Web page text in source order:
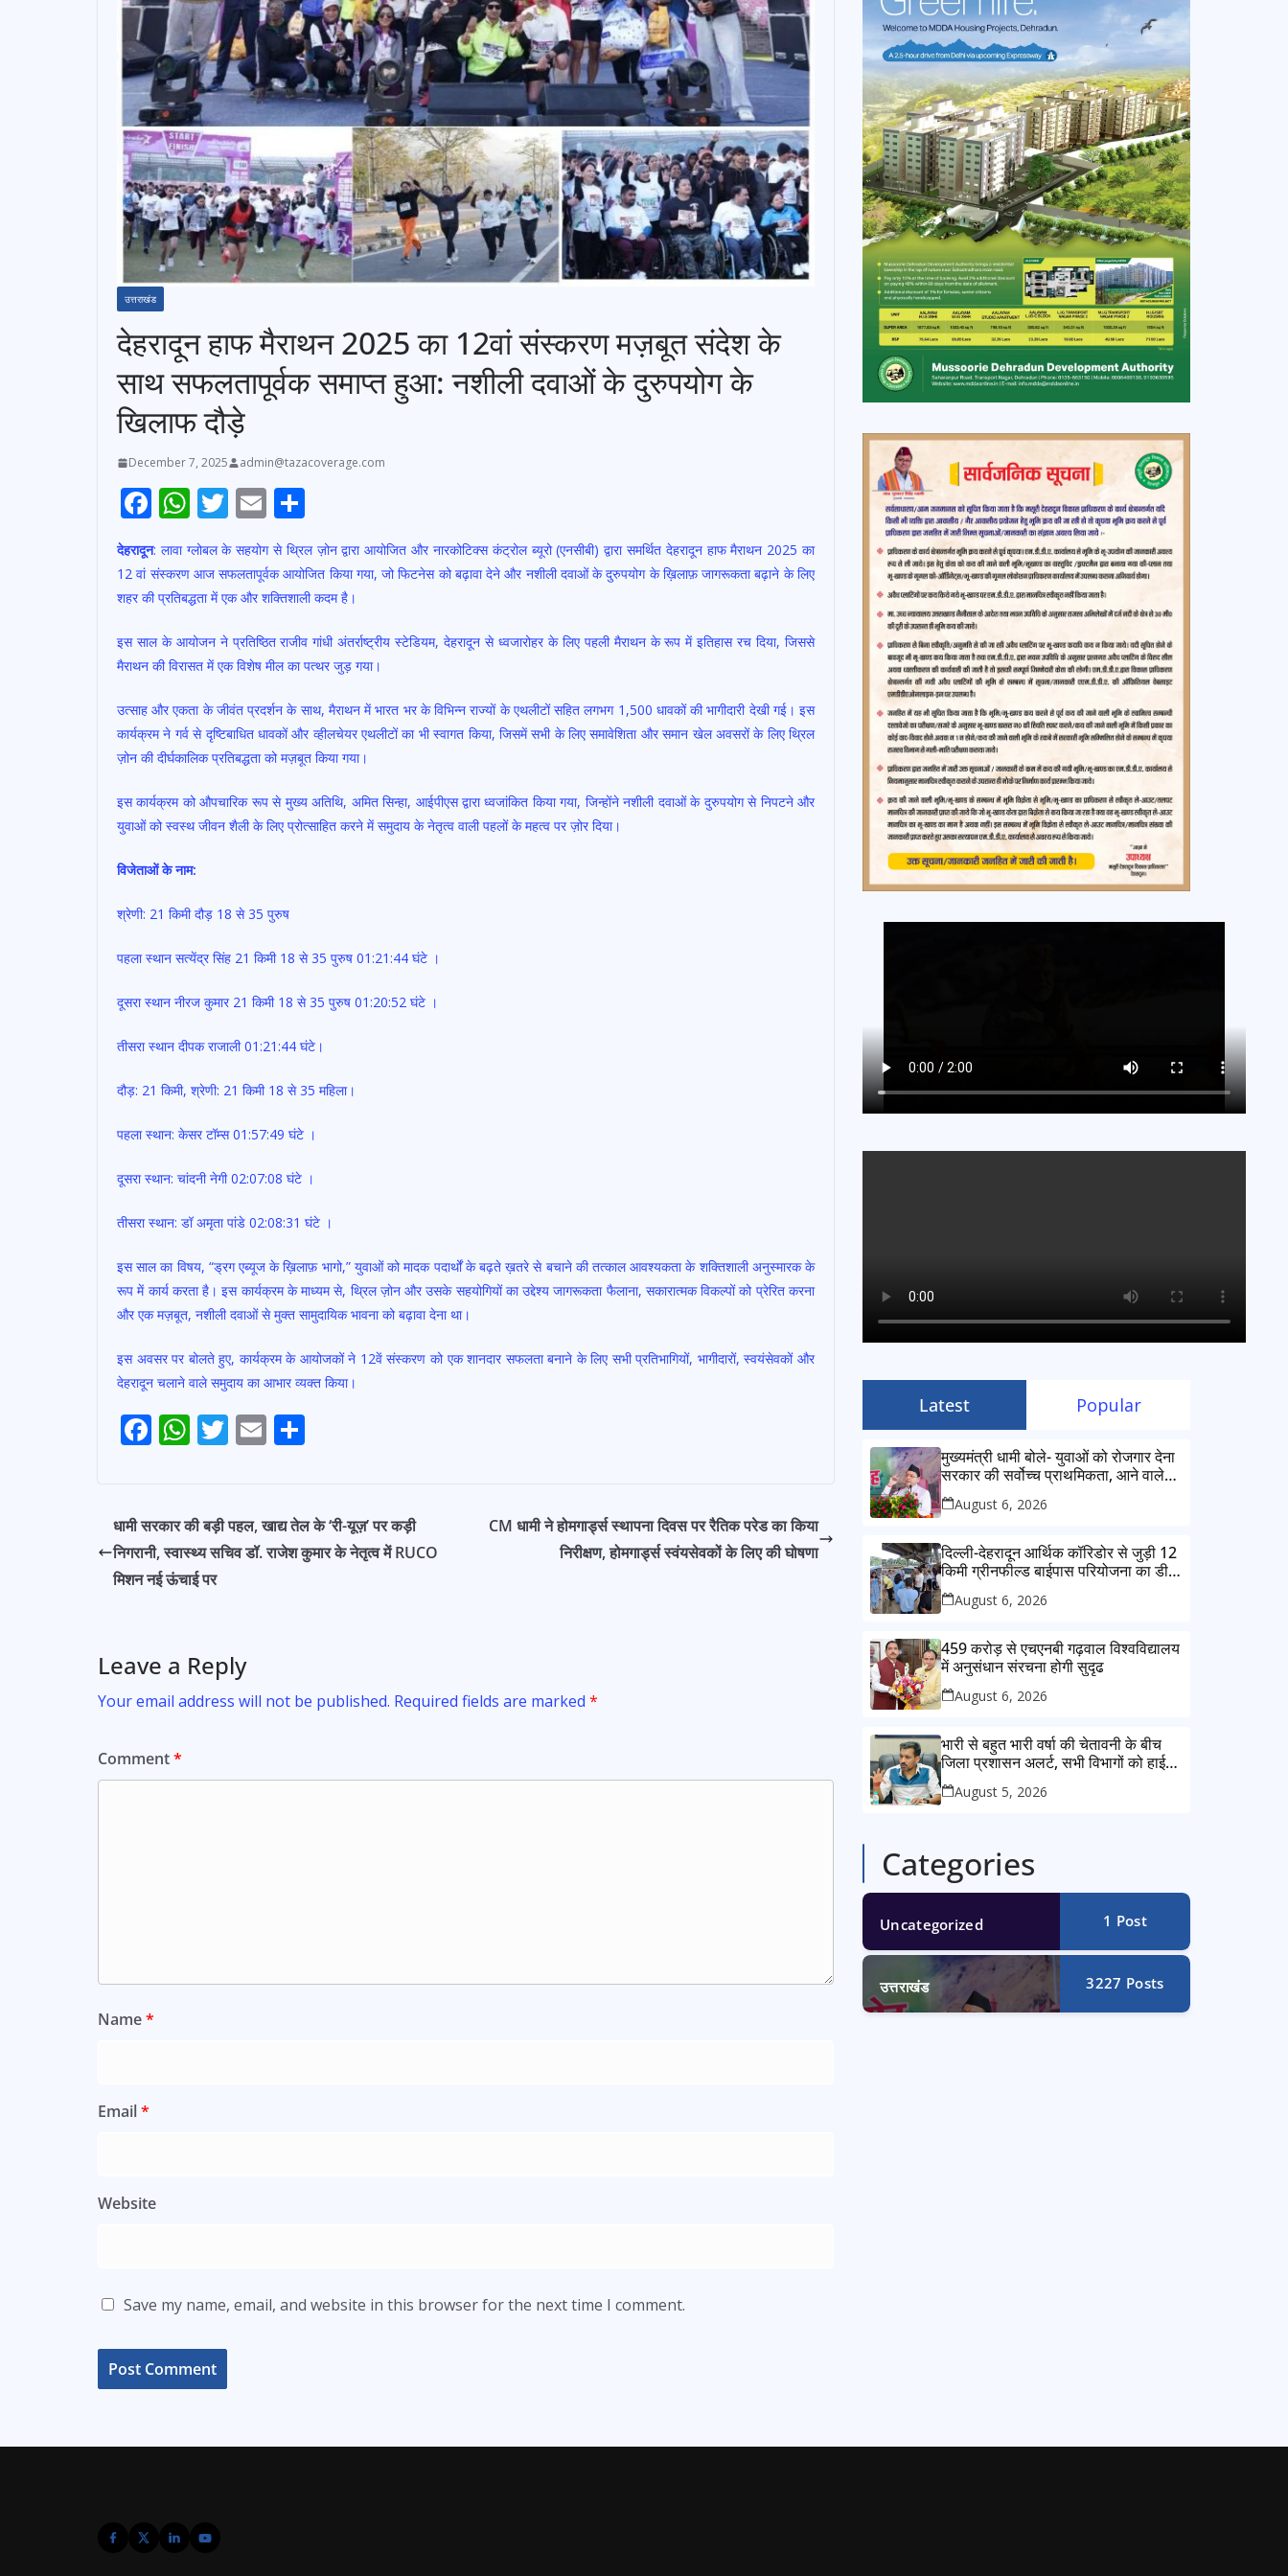
उत्तराखंड
देहरादून हाफ मैराथन 2025 का 12वां संस्करण मज़बूत संदेश के
साथ सफलतापूर्वक समाप्त हुआ: नशीली दवाओं के दुरुपयोग के
खिलाफ दौड़े
December 7, 2025 admin@tazacoverage.com
F
e
b
o
o
W
h
at
s
A
p
T
itt
er
E
m
ai
l
ar
e
देहरादून: लावा ग्लोबल के सहयोग से थ्रिल ज़ोन द्वारा आयोजित और नारकोटिक्स कंट्रोल ब्यूरो (एनसीबी) द्वारा समर्थित देहरादून हाफ मैराथन 2025 का
12 वां संस्करण आज सफलतापूर्वक आयोजित किया गया, जो फिटनेस को बढ़ावा देने और नशीली दवाओं के दुरुपयोग के ख़िलाफ़ जागरूकता बढ़ाने के लिए
शहर की प्रतिबद्धता में एक और शक्तिशाली कदम है।
इस साल के आयोजन ने प्रतिष्ठित राजीव गांधी अंतर्राष्ट्रीय स्टेडियम, देहरादून से ध्वजारोहर के लिए पहली मैराथन के रूप में इतिहास रच दिया, जिससे
मैराथन की विरासत में एक विशेष मील का पत्थर जुड़ गया।
उत्साह और एकता के जीवंत प्रदर्शन के साथ, मैराथन में भारत भर के विभिन्न राज्यों के एथलीटों सहित लगभग 1,500 धावकों की भागीदारी देखी गई। इस
कार्यक्रम ने गर्व से दृष्टिबाधित धावकों और व्हीलचेयर एथलीटों का भी स्वागत किया, जिसमें सभी के लिए समावेशिता और समान खेल अवसरों के लिए थ्रिल
ज़ोन की दीर्घकालिक प्रतिबद्धता को मज़बूत किया गया।
इस कार्यक्रम को औपचारिक रूप से मुख्य अतिथि, अमित सिन्हा, आईपीएस द्वारा ध्वजांकित किया गया, जिन्होंने नशीली दवाओं के दुरुपयोग से निपटने और
युवाओं को स्वस्थ जीवन शैली के लिए प्रोत्साहित करने में समुदाय के नेतृत्व वाली पहलों के महत्व पर ज़ोर दिया।
विजेताओं के नाम:
श्रेणी: 21 किमी दौड़ 18 से 35 पुरुष
पहला स्थान सत्येंद्र सिंह 21 किमी 18 से 35 पुरुष 01:21:44 घंटे ।
दूसरा स्थान नीरज कुमार 21 किमी 18 से 35 पुरुष 01:20:52 घंटे ।
तीसरा स्थान दीपक राजाली 01:21:44 घंटे।
दौड़: 21 किमी, श्रेणी: 21 किमी 18 से 35 महिला।
पहला स्थान: केसर टॉम्स 01:57:49 घंटे ।
दूसरा स्थान: चांदनी नेगी 02:07:08 घंटे ।
तीसरा स्थान: डॉ अमृता पांडे 02:08:31 घंटे ।
इस साल का विषय, “ड्रग एब्यूज के ख़िलाफ़ भागो,” युवाओं को मादक पदार्थों के बढ़ते ख़तरे से बचाने की तत्काल आवश्यकता के शक्तिशाली अनुस्मारक के
रूप में कार्य करता है। इस कार्यक्रम के माध्यम से, थ्रिल ज़ोन और उसके सहयोगियों का उद्देश्य जागरूकता फैलाना, सकारात्मक विकल्पों को प्रेरित करना
और एक मज़बूत, नशीली दवाओं से मुक्त सामुदायिक भावना को बढ़ावा देना था।
इस अवसर पर बोलते हुए, कार्यक्रम के आयोजकों ने 12वें संस्करण को एक शानदार सफलता बनाने के लिए सभी प्रतिभागियों, भागीदारों, स्वयंसेवकों और
देहरादून चलाने वाले समुदाय का आभार व्यक्त किया।
Post
F
b
o
o
W
s
A
p
T
er
E
l e
धामी सरकार की बड़ी पहल, खाद्य तेल के ‘री-यूज़’ पर कड़ी
निगरानी, स्वास्थ्य सचिव डॉ. राजेश कुमार के नेतृत्व में RUCO
मिशन नई ऊंचाई पर
CM धामी ने होमगार्ड्स स्थापना दिवस पर रैतिक परेड का किया
निरीक्षण, होमगार्ड्स स्वंयसेवकों के लिए की घोषणा
Leave a Reply
Your email address will not be published. Required fields are marked *
Comment*
Name*
Email*
Website
Save my name, email, and website in this browser for the next time I comment.
Latest Popular
मुख्यमंत्री धामी बोले- युवाओं को रोजगार देना
सरकार की सर्वोच्च प्राथमिकता, आने वाले
महीनों में हजारों पदों पर की जाएगी भर्ती
August 6, 2026
दिल्ली-देहरादून आर्थिक कॉरिडोर से जुड़ी 12
किमी ग्रीनफील्ड बाईपास परियोजना का डीएम
ने किया निरीक्षण; समयबद्ध एवं गुणवत्तापूर्ण
निर्माण सुनिश्चित करने के निर्देश, सुरक्षा
August 6, 2026
459 करोड़ से एचएनबी गढ़वाल विश्वविद्यालय
में अनुसंधान संरचना होगी सुदृढ
August 6, 2026
भारी से बहुत भारी वर्षा की चेतावनी के बीच
जिला प्रशासन अलर्ट, सभी विभागों को हाई
अलर्ट पर रहने के निर्देश
August 5, 2026
Categories
Uncategorized 1 Post
उत्तराखंड 3227 Posts